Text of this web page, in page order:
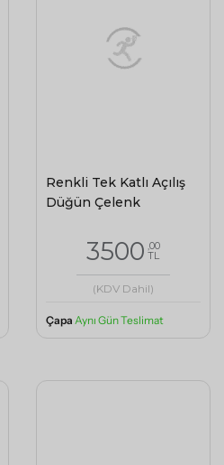
Renkli Tek Katlı Açılış
Düğün Çelenk
3500 ,00
TL
(KDV Dahil)
Çapa Aynı Gün Teslimat